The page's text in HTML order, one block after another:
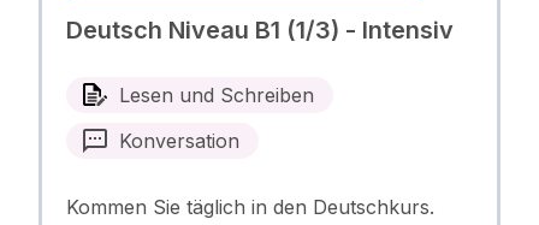
Deutsch Niveau B1 (1/3) - Intensiv
Lesen und Schreiben
Konversation
Kommen Sie täglich in den Deutschkurs.